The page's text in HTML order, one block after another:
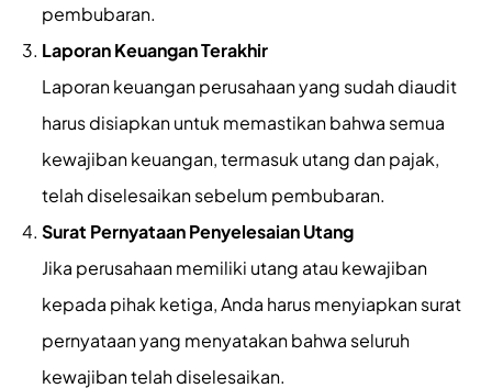
pembubaran.
Laporan Keuangan Terakhir
Laporan keuangan perusahaan yang sudah diaudit
harus disiapkan untuk memastikan bahwa semua
kewajiban keuangan, termasuk utang dan pajak,
telah diselesaikan sebelum pembubaran.
Surat Pernyataan Penyelesaian Utang
Jika perusahaan memiliki utang atau kewajiban
kepada pihak ketiga, Anda harus menyiapkan surat
pernyataan yang menyatakan bahwa seluruh
kewajiban telah diselesaikan.